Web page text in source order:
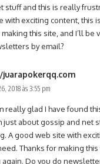
stuff and this is really
with exciting content, this
this site, and I’ll be
by email?
2018 às 3:55 pm
really glad I have found
just about gossip and net
A good web site with
Thanks for making
Do you do